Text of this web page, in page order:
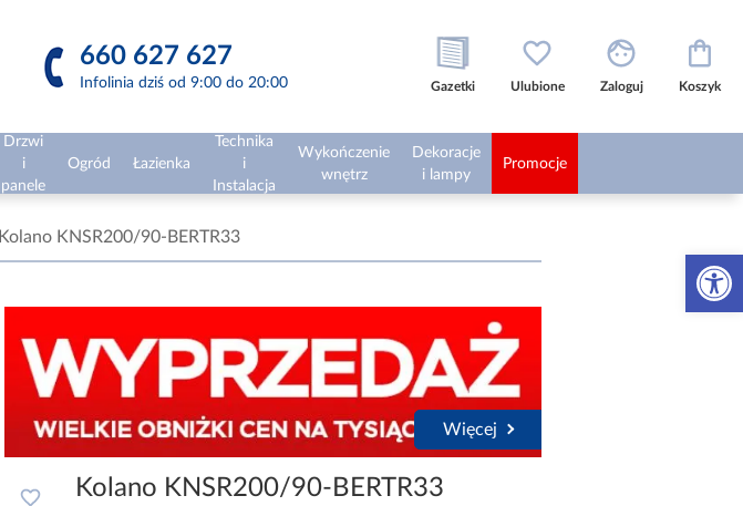
Otwórz
660 627 627
Infolinia dziś od 9:00 do 20:00 Gazetki Ulubione Zaloguj Koszyk
Drzwi
i
panele
Ogród Łazienka
Technika
i
Instalacja
Wykończenie
wnętrz
Dekoracje
i lampy
Promocje
Kolano KNSR200/90-BERTR33
Więcej
Kolano KNSR200/90-BERTR33